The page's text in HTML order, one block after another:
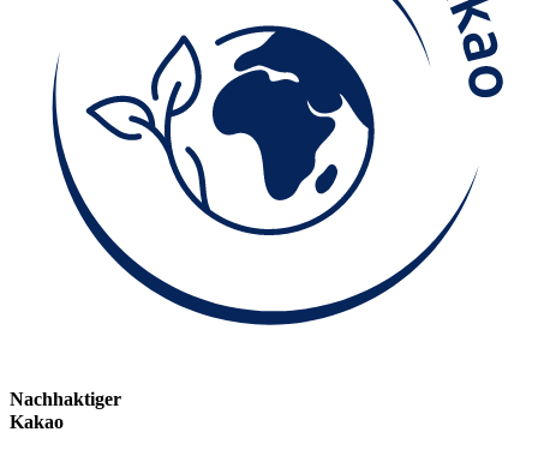
Nachhaktiger
Kakao